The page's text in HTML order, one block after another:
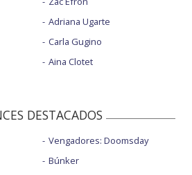
Adriana Ugarte
Carla Gugino
Aina Clotet
DESTACADOS
Vengadores: Doomsday
Búnker